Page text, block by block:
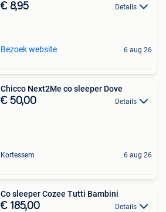
€ 8,95 Details
Bezoek website 6 aug 26
Chicco Next2Me co sleeper Dove
€ 50,00 Details
Kortessem 6 aug 26
Co sleeper Cozee Tutti Bambini
€ 185,00 Details